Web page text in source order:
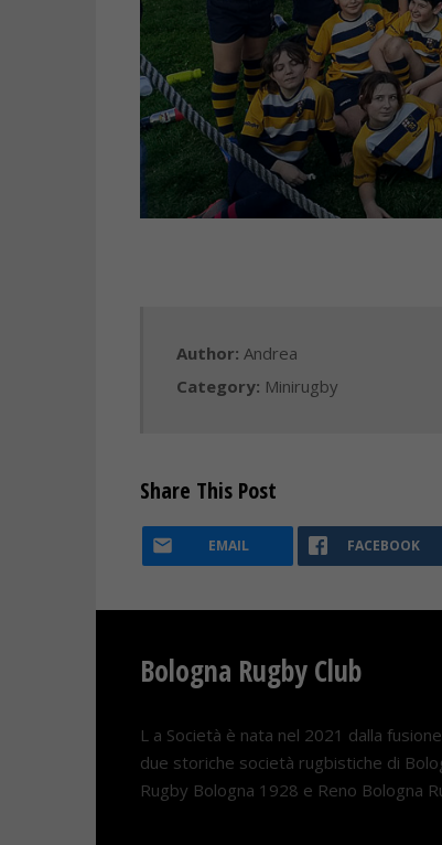
Author: Andrea
Category: Minirugby
Share This Post
EMAIL FACEBOOK
Bologna Rugby Club
L a Società è nata nel 2021 dalla
due storiche società rugbistiche di
Rugby Bologna 1928 e Reno Bologna